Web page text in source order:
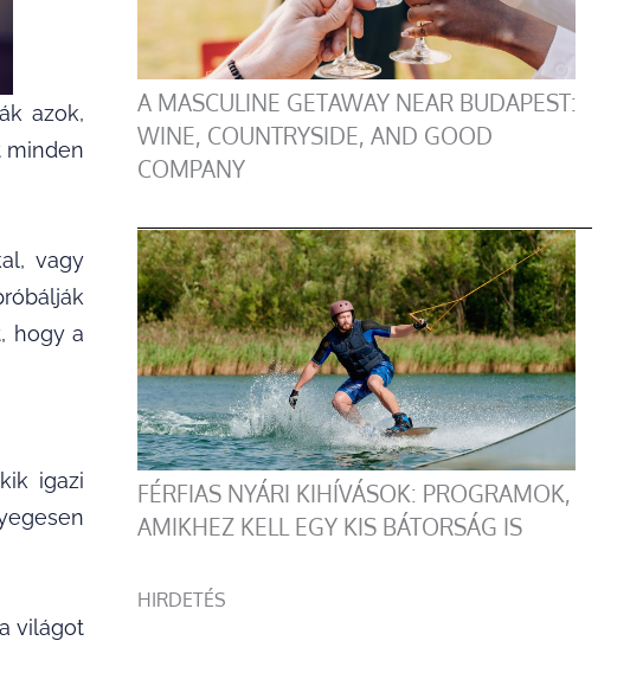
azok,
minden
vagy
hogy a
igazi
világot
A MASCULINE GETAWAY NEAR BUDAPEST:
WINE, COUNTRYSIDE, AND GOOD
COMPANY
FÉRFIAS NYÁRI KIHÍVÁSOK: PROGRAMOK,
AMIKHEZ KELL EGY KIS BÁTORSÁG IS
HIRDETÉS